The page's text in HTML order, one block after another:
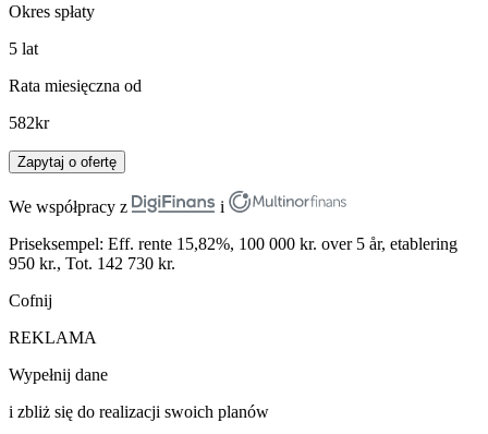
Okres spłaty
5 lat
Rata miesięczna od
582kr
Zapytaj o ofertę
We współpracy z
i
Priseksempel: Eff. rente 15,82%, 100 000 kr. over 5 år, etablering
950 kr., Tot. 142 730 kr.
Cofnij
REKLAMA
Wypełnij dane
i zbliż się do realizacji swoich planów